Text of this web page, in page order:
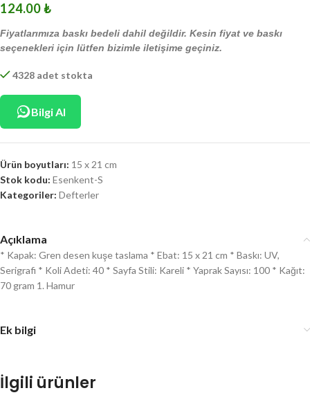
124.00₺
Fiyatlarımıza baskı bedeli dahil değildir. Kesin fiyat ve baskı
seçenekleri için lütfen bizimle iletişime geçiniz.
4328 adet stokta
Bilgi Al
Ürün boyutları: 15 x 21 cm
Stok kodu: Esenkent-S
Kategoriler: Defterler
Açıklama
* Kapak: Gren desen kuşe taslama * Ebat: 15 x 21 cm * Baskı: UV,
Serigrafi * Koli Adeti: 40 * Sayfa Stili: Kareli * Yaprak Sayısı: 100 * Kağıt:
70 gram 1. Hamur
Ek bilgi
İlgili ürünler